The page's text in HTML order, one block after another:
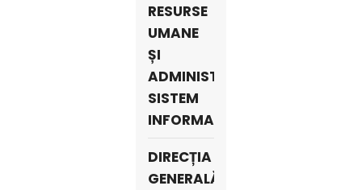
RESURSE
UMANE
ȘI
ADMINISTRARE
SISTEM
INFORMATIC
DIRECȚIA
GENERALĂ